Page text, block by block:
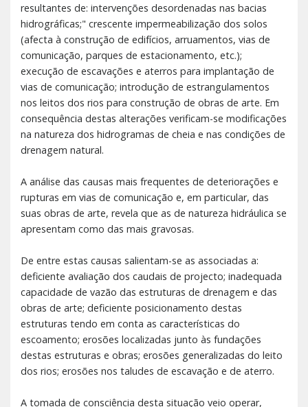
resultantes de: intervenções desordenadas nas bacias
hidrográficas;" crescente impermeabilização dos solos
(afecta à construção de edifícios, arruamentos, vias de
comunicação, parques de estacionamento, etc.);
execução de escavações e aterros para implantação de
vias de comunicação; introdução de estrangulamentos
nos leitos dos rios para construção de obras de arte. Em
consequência destas alterações verificam-se modificações
na natureza dos hidrogramas de cheia e nas condições de
drenagem natural.
A análise das causas mais frequentes de deteriorações e
rupturas em vias de comunicação e, em particular, das
suas obras de arte, revela que as de natureza hidráulica se
apresentam como das mais gravosas.
De entre estas causas salientam-se as associadas a:
deficiente avaliação dos caudais de projecto; inadequada
capacidade de vazão das estruturas de drenagem e das
obras de arte; deficiente posicionamento destas
estruturas tendo em conta as características do
escoamento; erosões localizadas junto às fundações
destas estruturas e obras; erosões generalizadas do leito
dos rios; erosões nos taludes de escavação e de aterro.
A tomada de consciência desta situação veio operar,